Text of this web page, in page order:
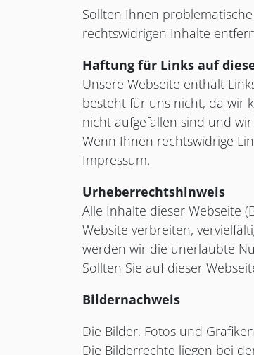
Sollten Ihnen
rechtswidrigen Inhalte
Haftung für Links auf
Unsere Webseite enthält
besteht für uns nicht, da wir
nicht aufgefallen sind und
Wenn Ihnen rechtswidrige
Impressum.
Urheberrechtshinweis
Alle Inhalte dieser Webseite
Website verbreiten,
werden wir die unerlaubte
Sollten Sie auf dieser
Bildernachweis
Die Bilder, Fotos und
Die Bilderrechte liegen bei